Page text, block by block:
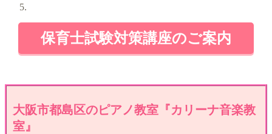
保育士試験対策講座のご案内
大阪市都島区のピアノ教室『カリーナ音楽教
室』